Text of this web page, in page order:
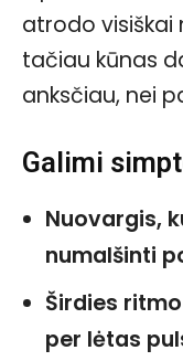
atrodo visiškai
tačiau kūnas
anksčiau, nei
Galimi
Nuovargis,
numalšinti
Širdies
per lėtas